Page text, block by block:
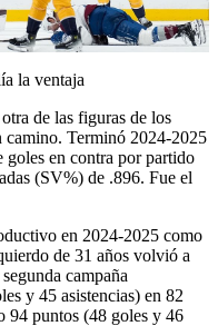
la ventaja
de las figuras de los
camino. Terminó 2024-2025
en contra por partido
(SV%) de .896. Fue el
en 2024-2025 como
de 31 años volvió a
campaña
y 45 asistencias) en 82
94 puntos (48 goles y 46